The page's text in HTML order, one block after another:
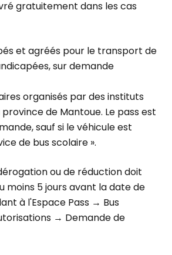
gratuitement dans les cas
et agréés pour le transport de
sur demande
organisés par des instituts
de Mantoue. Le pass est
sauf si le véhicule est
de bus scolaire ».
ou de réduction doit
moins 5 jours avant la date de
à l'Espace Pass → Bus
→ Demande de